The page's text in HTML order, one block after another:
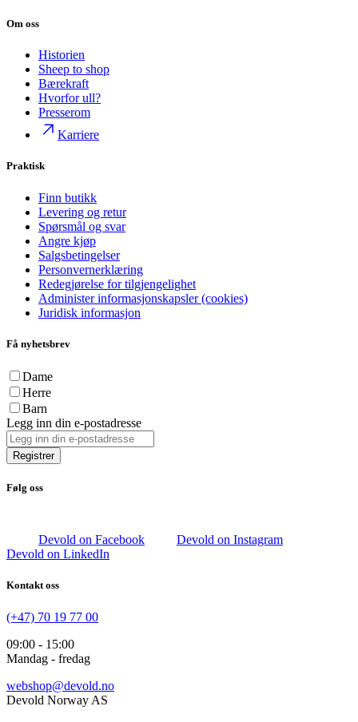
Om oss
Historien
Sheep to shop
Bærekraft
Hvorfor ull?
Presserom
Karriere
Praktisk
Finn butikk
Levering og retur
Spørsmål og svar
Angre kjøp
Salgsbetingelser
Personvernerklæring
Redegjørelse for tilgjengelighet
Administer informasjonskapsler (cookies)
Juridisk informasjon
Få nyhetsbrev
Dame
Herre
Barn
Legg inn din e-postadresse
Registrer
Følg oss
Devold on Facebook
Devold on Instagram
Devold on LinkedIn
Kontakt oss
(+47) 70 19 77 00
09:00 - 15:00
Mandag - fredag
webshop@devold.no
Devold Norway AS